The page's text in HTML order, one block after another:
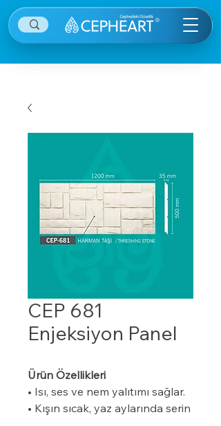
CEP 681
Enjeksiyon Panel
Ürün Özellikleri
• Isı, ses ve nem yalıtımı sağlar.
• Kışın sıcak, yaz aylarında serin